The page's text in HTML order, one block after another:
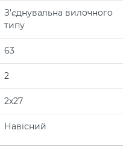
З'єднувальна вилочного
типу
63
2
2x27
Навісний